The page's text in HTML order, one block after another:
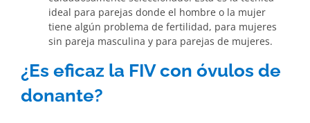
ideal para parejas donde el hombre o la mujer
tiene algún problema de fertilidad, para mujeres
sin pareja masculina y para parejas de mujeres.
¿Es eficaz la FIV con óvulos de
donante?